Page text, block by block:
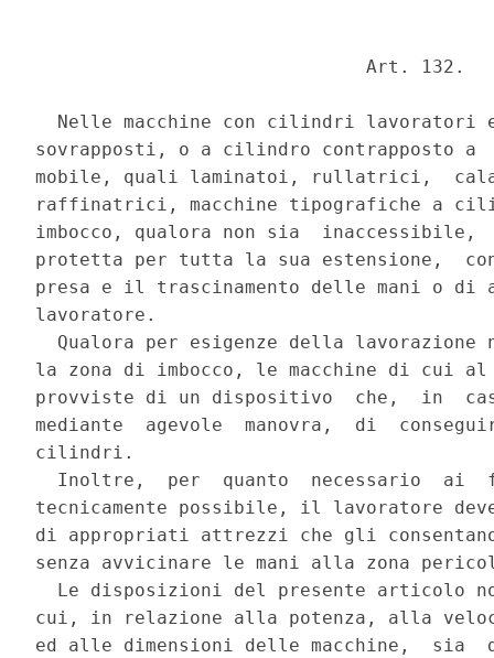
                              Art. 132.
Nelle macchine con cilindri lavoratori
sovrapposti, o a cilindro contrapposto
mobile, quali laminatoi, rullatrici,
raffinatrici, macchine tipografiche a
imbocco, qualora non sia  inaccessibile,
protetta per tutta la sua estensione,
presa e il trascinamento delle mani o
lavoratore.
Qualora per esigenze della lavorazione
la zona di imbocco, le macchine di cui al
provviste di un dispositivo  che,  in
mediante  agevole  manovra,  di
cilindri.
Inoltre,  per  quanto  necessario  ai
tecnicamente possibile, il lavoratore
di appropriati attrezzi che gli
senza avvicinare le mani alla zona
Le disposizioni del presente articolo
cui, in relazione alla potenza, alla
ed alle dimensioni delle macchine,